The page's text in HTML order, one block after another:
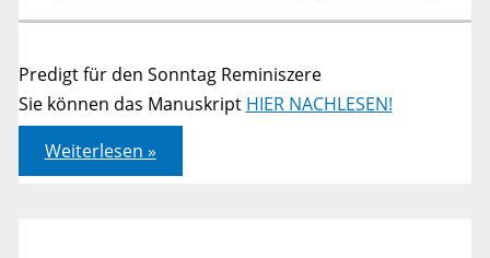
Predigt für den Sonntag Reminiszere
Sie können das Manuskript HIER NACHLESEN!
Johannes
08,21-
30
Weiterlesen »